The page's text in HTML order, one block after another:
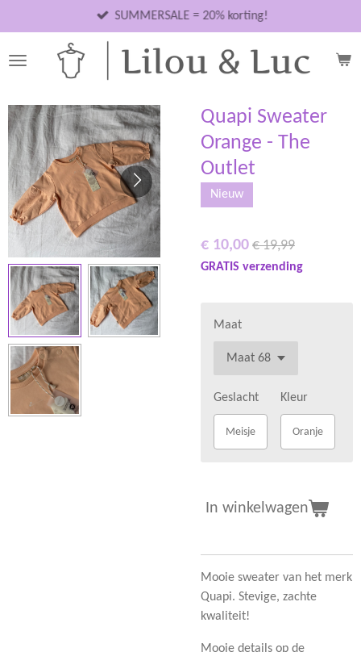
direct
naar
SUMMERSALE = 20% korting!
Quapi Sweater
Orange - The
Outlet
Nieuw
€ 10,00 € 19,99
GRATIS verzending
Maat
Geslacht
Meisje
Kleur
Oranje
In winkelwagen
Mooie sweater van het merk
Quapi. Stevige, zachte
kwaliteit!
Mooie details op de